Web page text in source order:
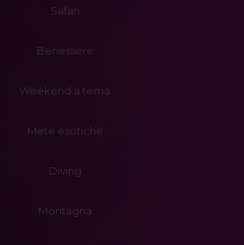
Safari
Benessere
Weekend a tema
Mete esotiche
Diving
Montagna